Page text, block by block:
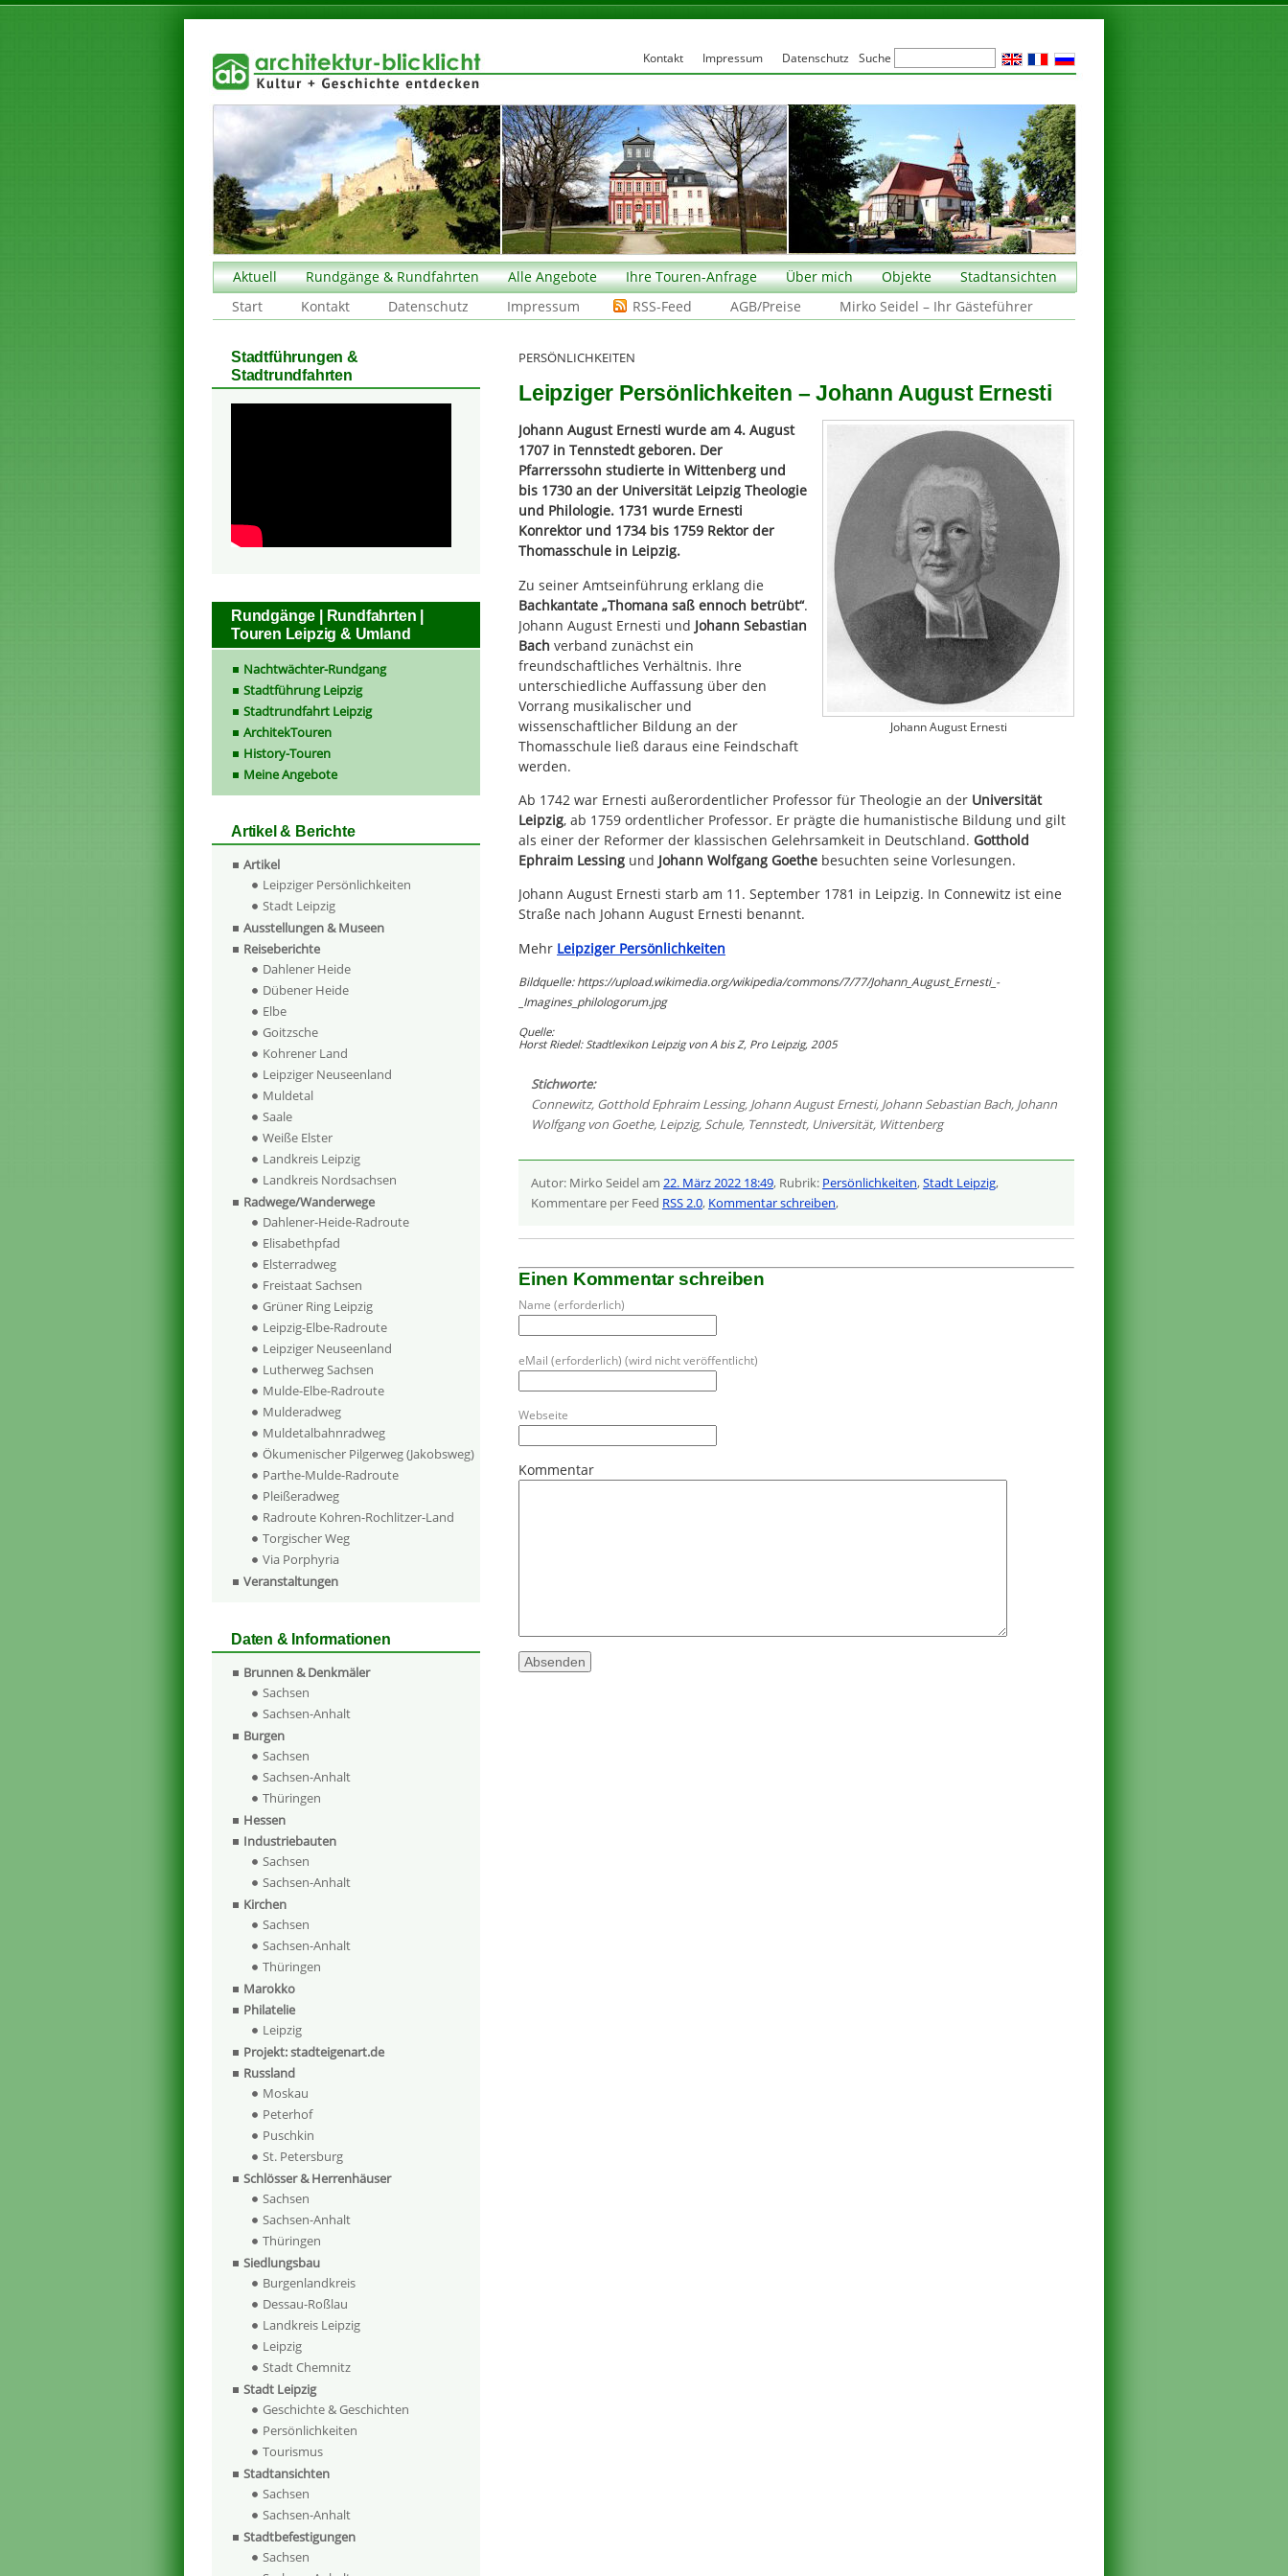
Aktuell Rundgänge & Rundfahrten Alle Angebote Ihre Touren-Anfrage Über mich Objekte
Stadtansichten
Start
Kontakt Datenschutz Impressum RSS-Feed AGB/Preise Mirko Seidel – Ihr Gästeführer
PERSÖNLICHKEITEN
Leipziger Persönlichkeiten – Johann August Ernesti
Johann August Ernesti
Johann August Ernesti wurde am 4. August
1707 in Tennstedt geboren. Der
Pfarrerssohn studierte in Wittenberg und
bis 1730 an der Universität Leipzig Theologie
und Philologie. 1731 wurde Ernesti
Konrektor und 1734 bis 1759 Rektor der
Thomasschule in Leipzig.
Zu seiner Amtseinführung erklang die
Bachkantate „Thomana saß ennoch betrübt“.
Johann August Ernesti und Johann Sebastian
Bach verband zunächst ein
freundschaftliches Verhältnis. Ihre
unterschiedliche Auffassung über den
Vorrang musikalischer und
wissenschaftlicher Bildung an der
Thomasschule ließ daraus eine Feindschaft
werden.
Ab 1742 war Ernesti außerordentlicher Professor für Theologie an der Universität
Leipzig, ab 1759 ordentlicher Professor. Er prägte die humanistische Bildung und gilt
als einer der Reformer der klassischen Gelehrsamkeit in Deutschland. Gotthold
Ephraim Lessing und Johann Wolfgang Goethe besuchten seine Vorlesungen.
Johann August Ernesti starb am 11. September 1781 in Leipzig. In Connewitz ist eine
Straße nach Johann August Ernesti benannt.
Mehr Leipziger Persönlichkeiten
Bildquelle: https://upload.wikimedia.org/wikipedia/commons/7/77/Johann_August_Ernesti_-
_Imagines_philologorum.jpg
Quelle:
Horst Riedel: Stadtlexikon Leipzig von A bis Z, Pro Leipzig, 2005
Stichworte:
Connewitz, Gotthold Ephraim Lessing, Johann August Ernesti, Johann Sebastian Bach, Johann
Wolfgang von Goethe, Leipzig, Schule, Tennstedt, Universität, Wittenberg
Autor: Mirko Seidel am 22. März 2022 18:49, Rubrik: Persönlichkeiten,Stadt Leipzig,
Kommentare per Feed RSS 2.0, Kommentar schreiben,
Einen Kommentar schreiben
Name (erforderlich)
eMail (erforderlich) (wird nicht veröffentlicht)
Webseite
Kommentar
Stadtführungen &
Stadtrundfahrten
Rundgänge | Rundfahrten |
Touren Leipzig & Umland
Nachtwächter-Rundgang
Stadtführung Leipzig
Stadtrundfahrt Leipzig
ArchitekTouren
History-Touren
Meine Angebote
Artikel & Berichte
Artikel
Leipziger Persönlichkeiten
Stadt Leipzig
Ausstellungen & Museen
Reiseberichte
Dahlener Heide
Dübener Heide
Elbe
Goitzsche
Kohrener Land
Leipziger Neuseenland
Muldetal
Saale
Weiße Elster
Landkreis Leipzig
Landkreis Nordsachsen
Radwege/Wanderwege
Dahlener-Heide-Radroute
Elisabethpfad
Elsterradweg
Freistaat Sachsen
Grüner Ring Leipzig
Leipzig-Elbe-Radroute
Leipziger Neuseenland
Lutherweg Sachsen
Mulde-Elbe-Radroute
Mulderadweg
Muldetalbahnradweg
Ökumenischer Pilgerweg (Jakobsweg)
Parthe-Mulde-Radroute
Pleißeradweg
Radroute Kohren-Rochlitzer-Land
Torgischer Weg
Via Porphyria
Veranstaltungen
Daten & Informationen
Brunnen & Denkmäler
Sachsen
Sachsen-Anhalt
Burgen
Sachsen
Sachsen-Anhalt
Thüringen
Hessen
Industriebauten
Sachsen
Sachsen-Anhalt
Kirchen
Sachsen
Sachsen-Anhalt
Thüringen
Marokko
Philatelie
Leipzig
Projekt: stadteigenart.de
Russland
Moskau
Peterhof
Puschkin
St. Petersburg
Schlösser & Herrenhäuser
Sachsen
Sachsen-Anhalt
Thüringen
Siedlungsbau
Burgenlandkreis
Dessau-Roßlau
Landkreis Leipzig
Leipzig
Stadt Chemnitz
Stadt Leipzig
Geschichte & Geschichten
Persönlichkeiten
Tourismus
Stadtansichten
Sachsen
Sachsen-Anhalt
Stadtbefestigungen
Sachsen
Kontakt Impressum Datenschutz Suche